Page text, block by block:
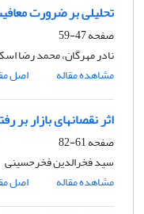
تحلیلی بر ضرورت
صفحه47-59
نادر مهرگان، محمد رضا
مشاهده مقاله
اصل
اثر نقصانهای بازار بر
صفحه61-82
سید فخرالدین فخرحسینی
مشاهده مقاله
اصل